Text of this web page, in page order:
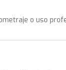
o uso